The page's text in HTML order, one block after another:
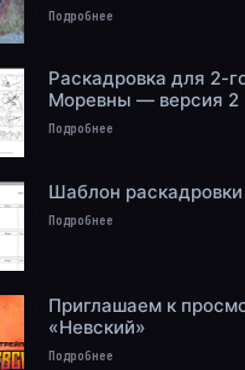
Подробнее
Раскадровка для 2-
Моревны — версия 2
Подробнее
Шаблон раскадровки
Подробнее
Приглашаем к
«Невский»
Подробнее